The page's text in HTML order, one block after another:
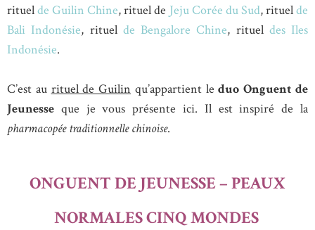
rituelde Guilin Chine, rituel de Jeju Corée du Sud, rituelde
Bali Indonésie, rituel de Bengalore Chine, rituel des Iles
Indonésie.
C’est au rituel de Guilin qu’appartient leduo Onguent de
Jeunesse que je vous présente ici. Il est inspiré de la
pharmacopée traditionnelle chinoise.
ONGUENT DE JEUNESSE – PEAUX
NORMALES CINQ MONDES